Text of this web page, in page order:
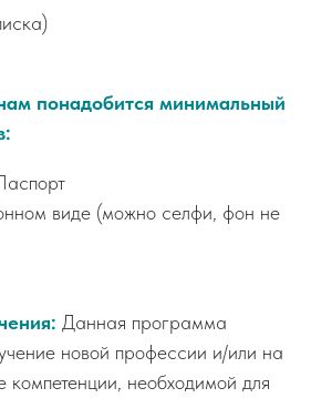
понадобится минимальный
виде (можно селфи, фон не
Данная программа
новой профессии и/или на
компетенции, необходимой для